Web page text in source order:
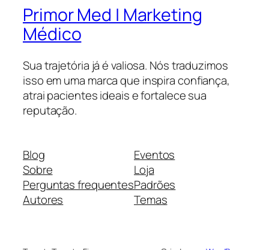
Primor Med | Marketing
Médico
Sua trajetória já é valiosa. Nós traduzimos
isso em uma marca que inspira confiança,
atrai pacientes ideais e fortalece sua
reputação.
Blog
Sobre
Perguntas frequentes
Autores
Eventos
Loja
Padrões
Temas